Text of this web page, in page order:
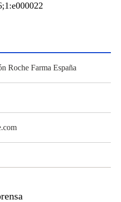
Roche Farma España